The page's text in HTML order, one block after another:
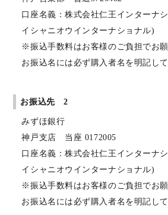
口座名義：株式会社仁王インターナ
イシャニオウインターナショナル)
※振込手数料はお客様のご負担でお願
お振込名には必ず購入者名を明記して
お振込先 2
みずほ銀行
神戸支店 当座 0172005
口座名義：株式会社仁王インターナ
イシャニオウインターナショナル)
※振込手数料はお客様のご負担でお願
お振込名には必ず購入者名を明記して